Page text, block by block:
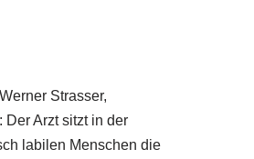
Strasser,
Arzt sitzt in der
labilen Menschen die